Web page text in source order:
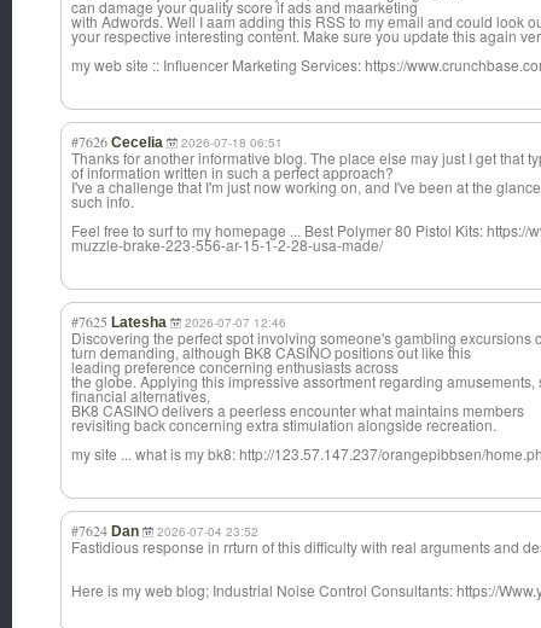
can damage your quality score if ads and maarketing
with Adwords. Well I aam adding this RSS to my email and could look
your respective interesting content. Make sure you update this again
my web site :: Influencer Marketing Services: https://
#7626 Cecelia 2026-07-18 06:51
Thanks for another informative blog. The place else may just I get that
of information written in such a perfect approach?
I've a challenge that I'm just now working on, and I've been at the
such info.
Feel free to surf to my homepage ... Best Polymer 80 Pistol Kits:
muzzle-brake-223-556-ar-15-1-2-28-usa-made/
#7625 Latesha 2026-07-07 12:46
Discovering the perfect spot involving someone's gambling excursions
turn demanding, although BK8 CASINO positions out like this
leading preference concerning enthusiasts across
the globe. Applying this impressive assortment regarding
financial alternatives,
BK8 CASINO delivers a peerless encounter what maintains members
revisiting back concerning extra stimulation alongside recreation.
my site ... what is my bk8: http://123.57.147.237/orangepibbsen/
#7624 Dan 2026-07-04 23:52
Fastidious response in rrturn of this difficulty with real arguments and
Here is my web blog; Industrial Noise Control Consultants: https://